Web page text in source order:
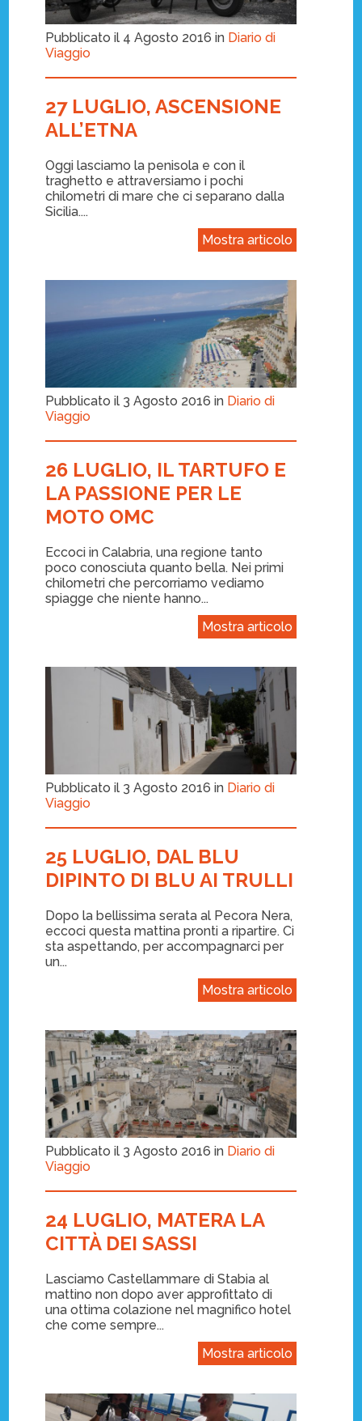
Pubblicato il 4 Agosto 2016 in Diario di
Viaggio
27 LUGLIO, ASCENSIONE
ALL’ETNA
Oggi lasciamo la penisola e con il
traghetto e attraversiamo i pochi
chilometri di mare che ci separano dalla
Sicilia....
Mostra articolo
Pubblicato il 3 Agosto 2016 in Diario di
Viaggio
26 LUGLIO, IL TARTUFO E
LA PASSIONE PER LE
MOTO OMC
Eccoci in Calabria, una regione tanto
poco conosciuta quanto bella. Nei primi
chilometri che percorriamo vediamo
spiagge che niente hanno...
Mostra articolo
Pubblicato il 3 Agosto 2016 in Diario di
Viaggio
25 LUGLIO, DAL BLU
DIPINTO DI BLU AI TRULLI
Dopo la bellissima serata al Pecora Nera,
eccoci questa mattina pronti a ripartire. Ci
sta aspettando, per accompagnarci per
un...
Mostra articolo
Pubblicato il 3 Agosto 2016 in Diario di
Viaggio
24 LUGLIO, MATERA LA
CITTÀ DEI SASSI
Lasciamo Castellammare di Stabia al
mattino non dopo aver approfittato di
una ottima colazione nel magnifico hotel
che come sempre...
Mostra articolo